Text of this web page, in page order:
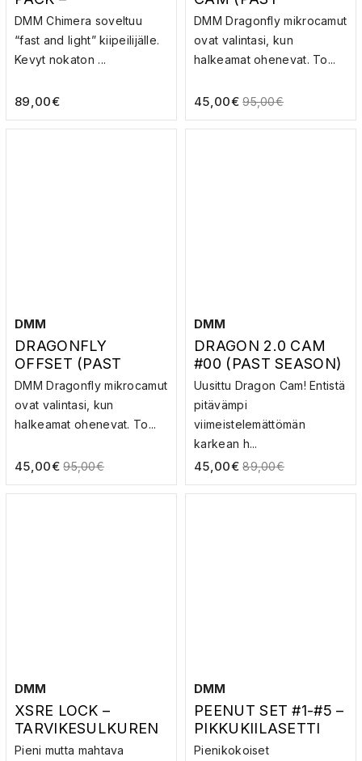
SULKURENGASSETT
I
DMM Chimera soveltuu
“fast and light” kiipeilijälle.
Kevyt nokaton ...
89,00€
SEASON) –
KALLIOVARMISTUS
DMM Dragonfly mikrocamut
ovat valintasi, kun
halkeamat ohenevat. To...
45,00€ 95,00€
DMM
DRAGONFLY
OFFSET (PAST
SEASON) –
KALLIOVARMISTUS
DMM Dragonfly mikrocamut
ovat valintasi, kun
halkeamat ohenevat. To...
45,00€ 95,00€
DMM
DRAGON 2.0 CAM
#00 (PAST SEASON)
–
KALLIOVARMISTUS
Uusittu Dragon Cam! Entistä
pitävämpi
viimeistelemättömän
karkean h...
45,00€ 89,00€
DMM
XSRE LOCK –
TARVIKESULKUREN
GAS
Pieni mutta mahtava
DMM
PEENUT SET #1-#5 –
PIKKUKIILASETTI
Pienikokoiset